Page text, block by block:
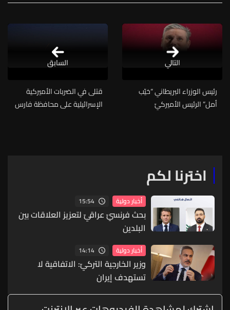
التالي
رئيس الوزراء البريطاني “خيّب
أمل” الرئيس الأميركيّ
قتلى في الضربات الأميركية
الإسرائيلية على محافظة فارس
السابق
اخترنا لكم
أخبار دولية 15:54
بحث فرنسيّ عراقيّ لتعزيز العلاقات بين
البلدين
أخبار دولية 14:14
وزير الخارجية التركيّ: الاتفاقية لا
تستهدف إيران